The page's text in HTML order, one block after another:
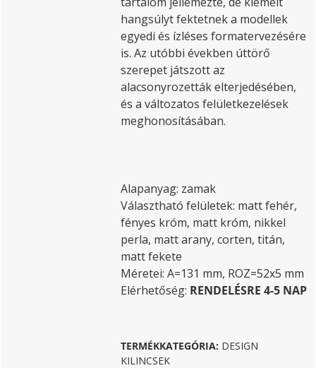
hangsúlyt fektetnek a modellek
egyedi és ízléses formatervezésére
is. Az utóbbi években úttörő
szerepet játszott az
alacsonyrozetták elterjedésében,
és a változatos felületkezelések
meghonosításában.
Alapanyag: zamak
Választható felületek: matt fehér,
fényes króm, matt króm, nikkel
perla, matt arany, corten, titán,
matt fekete
Méretei: A=131 mm, ROZ=52x5 mm
Elérhetőség: RENDELÉSRE 4-5 NAP
TERMÉKKATEGÓRIA: DESIGN
KILINCSEK